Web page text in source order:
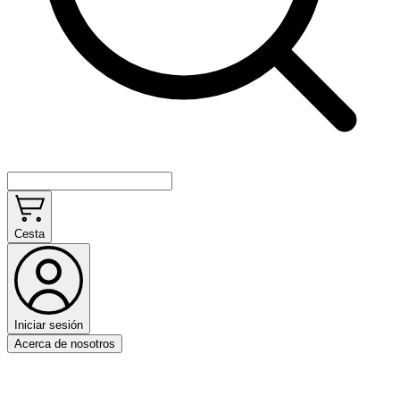
Cesta
Iniciar sesión
Acerca de nosotros